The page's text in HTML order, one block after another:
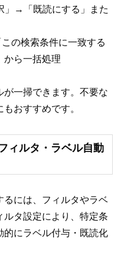
」→「既読にする」また
の検索条件に一致する
から一括処理
が一掃できます。不要な
おすすめです。
ィルタ・ラベル自動
るには、フィルタやラベ
ルタ設定により、特定条
的にラベル付与・既読化